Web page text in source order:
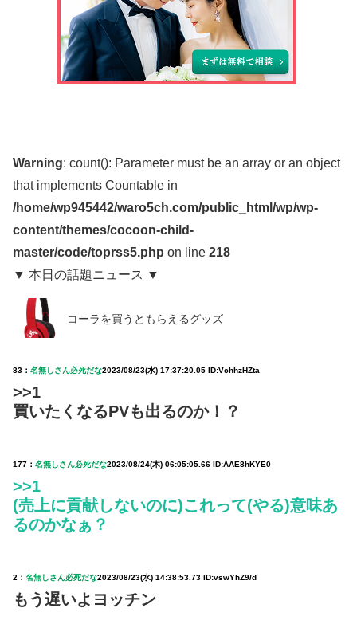
Warning: count(): Parameter must be an array or an object
that implements Countable in
/home/wp945442/waro5ch.com/public_html/wp/wp-
content/themes/cocoon-child-
master/code/toprss5.php on line 218
▼ 本日の話題ニュース ▼
コーラを買うともらえるグッズ
83： 名無しさん必死だな2023/08/23(水) 17:37:20.05 ID:VchhzHZta
>>1
買いたくなるPVも出るのか！？
177： 名無しさん必死だな2023/08/24(木) 06:05:05.66 ID:AAE8hKYE0
>>1
(売上に貢献しないのに)これって(やる)意味あ
るのかなぁ？
2： 名無しさん必死だな2023/08/23(水) 14:38:53.73 ID:vswYhZ9/d
もう遅いよヨッチン